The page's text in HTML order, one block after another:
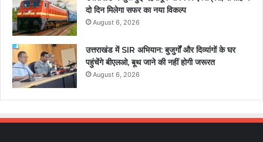
दो दिन मिलेगा सफर का नया विकल्प
August 6, 2026
उत्तराखंड में SIR अभियान: बुजुर्गों और दिव्यांगों के घर
पहुंचेंगे बीएलओ, बूथ जाने की नहीं होगी जरूरत
August 6, 2026